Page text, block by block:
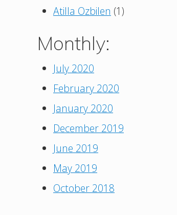
Atilla Ozbilen (1)
Monthly:
July 2020
February 2020
January 2020
December 2019
June 2019
May 2019
October 2018